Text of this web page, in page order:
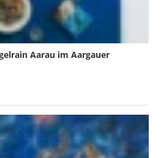
Aarau im Aargauer